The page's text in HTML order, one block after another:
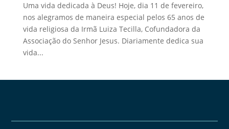
Uma vida dedicada à Deus! Hoje, dia 11 de fevereiro,
nos alegramos de maneira especial pelos 65 anos de
vida religiosa da Irmã Luiza Tecilla, Cofundadora da
Associação do Senhor Jesus. Diariamente dedica sua
vida...